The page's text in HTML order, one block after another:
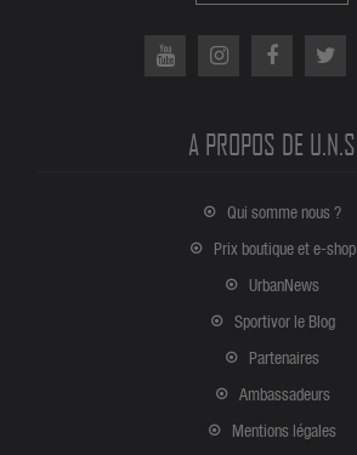
A PROPOS DE U.N.S
Qui somme nous ?
Prix boutique et e-shop
UrbanNews
Sportivor le Blog
Partenaires
Ambassadeurs
Mentions légales